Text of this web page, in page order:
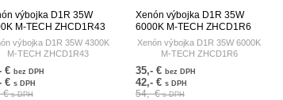
výbojka D1R 35W
M-TECH ZHCD1R43
výbojka D1R 35W 4300K
M-TECH ZHCD1R43
€ bez DPH
€ s DPH
€s DPH
Xenón výbojka D1R 35W
6000K M-TECH ZHCD1R6
M-TECH
Xenón výbojka D1R 35W 6000K
M-TECH ZHCD1R6
35,- € bez DPH
42,- € s DPH
54,- €s DPH